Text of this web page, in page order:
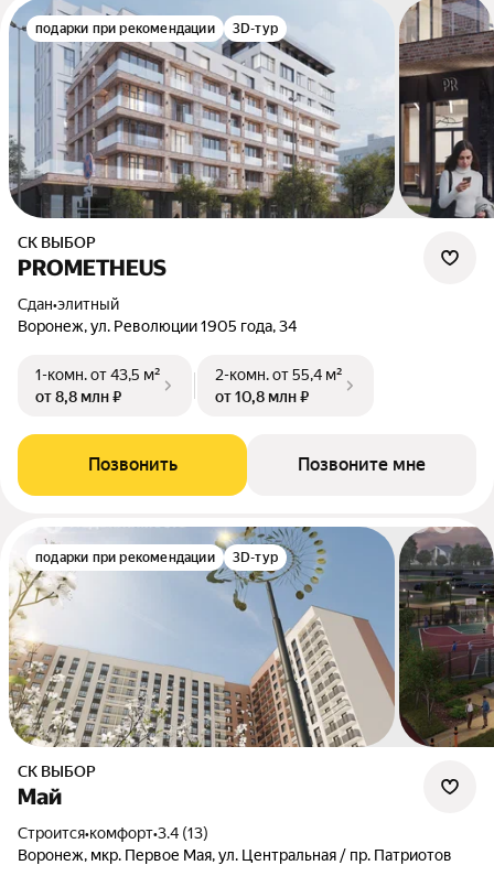
подарки при рекомендации 3D-тур
СК ВЫБОР
PROMETHEUS
Сдан•элитный
Воронеж, ул. Революции 1905 года, 34
1-комн.от 43,5 м²
от 8,8 млн ₽
2-комн.от 55,4 м²
от 10,8 млн ₽
Позвонить Позвоните мне
подарки при рекомендации 3D-тур
СК ВЫБОР
Май
Строится•комфорт•3.4 (13)
Воронеж, мкр. Первое Мая, ул. Центральная / пр. Патриотов